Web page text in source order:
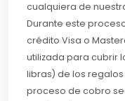
cualquiera de
Durante este
crédito Visa o
utilizada para cubrir
libras) de los
proceso de cobro